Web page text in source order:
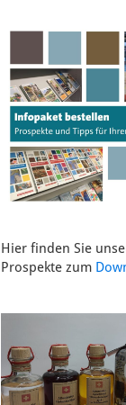
Hier finden Sie
Prospekte zum